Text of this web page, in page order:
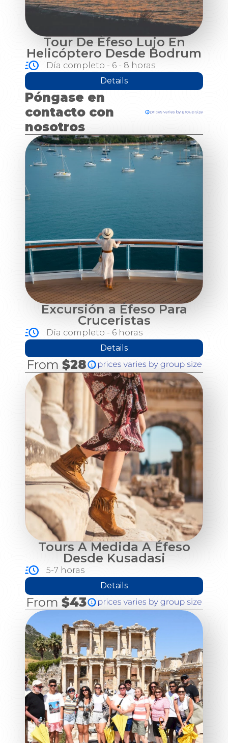
Tour De Éfeso Lujo En
Helicóptero Desde Bodrum
Día completo - 6 - 8 horas
Details
Póngase en
contacto con
nosotros
Excursión a Éfeso Para
Cruceristas
Día completo - 6 horas
Details
From $28
Tours A Medida A Éfeso
Desde Kusadasi
5-7 horas
Details
From $43